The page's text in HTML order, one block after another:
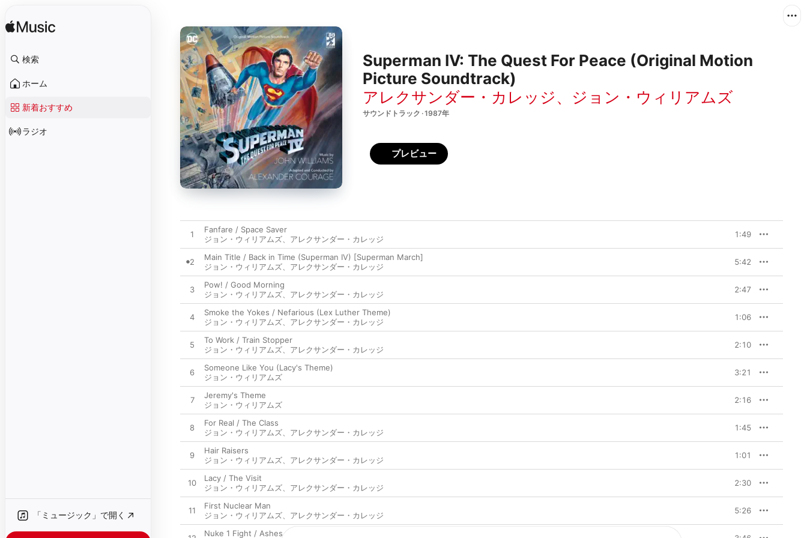
検索
ホーム
新着おすすめ
ラジオ
「ミュージック」で開く
Superman IV: The Quest For Peace (Original Motion
Picture Soundtrack)
アレクサンダー・カレッジ、 ジョン・ウィリアムズ
サウンドトラック · 1987年
プレビュー
1
Fanfare / Space Saver
ジョン・ウィリアムズ
アレクサンダー・カレッジ 1:49
2
Main Title / Back in Time (Superman IV) [Superman March]
ジョン・ウィリアムズ
アレクサンダー・カレッジ 5:42
3
Pow! / Good Morning
ジョン・ウィリアムズ
アレクサンダー・カレッジ 2:47
4
Smoke the Yokes / Nefarious (Lex Luther Theme)
ジョン・ウィリアムズ
アレクサンダー・カレッジ 1:06
5
To Work / Train Stopper
ジョン・ウィリアムズ
アレクサンダー・カレッジ 2:10
6
Someone Like You (Lacy's Theme)
ジョン・ウィリアムズ
3:21
7
Jeremy's Theme
ジョン・ウィリアムズ
2:16
8
For Real / The Class
ジョン・ウィリアムズ
アレクサンダー・カレッジ 1:45
9
Hair Raisers
ジョン・ウィリアムズ
アレクサンダー・カレッジ 1:01
10
Lacy / The Visit
ジョン・ウィリアムズ
アレクサンダー・カレッジ 2:30
11
First Nuclear Man
ジョン・ウィリアムズ
アレクサンダー・カレッジ 5:26
Nuke 1 Fight / Ashes